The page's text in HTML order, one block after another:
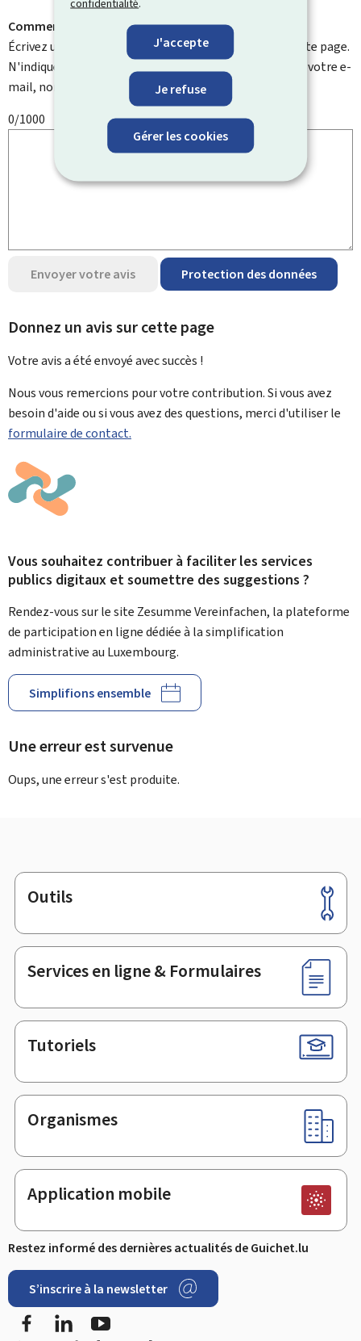
J'accepte
Je refuse
Gérer les cookies
Comment pouvons-nous l'améliorer ?
Écrivez un commentaire et aidez-nous à améliorer cette page.
N'indiquez pas d'informations personnelles telles que votre e-
mail, nom, numéro de téléphone, etc.
0/1000
Envoyer votre avis Protection des données
Donnez un avis sur cette page
Votre avis a été envoyé avecsuccès !
Nous vous remercions pour votre contribution. Si vous avez
besoin d'aide ou si vous avez des questions, merci d'utiliser le
formulaire de contact.
Vous souhaitez contribuer à faciliter les services
publics digitaux et soumettre des suggestions ?
Rendez-vous sur le site Zesumme Vereinfachen, la plateforme
de participation en ligne dédiée à la simplification
administrative au Luxembourg.
Simplifions ensemble
Une erreur est survenue
Oups, une erreur s'est produite.
Pied
de
page
Outils
Services en ligne & Formulaires
Tutoriels
Organismes
Application mobile
Restez informé des dernières actualités de Guichet.lu
S’inscrire à la newsletter
FacebookLinkedIn